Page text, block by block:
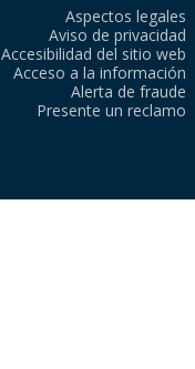
Aspectos legales
Aviso de privacidad
Accesibilidad del sitio web
Acceso a la información
Alerta de fraude
Presente un reclamo